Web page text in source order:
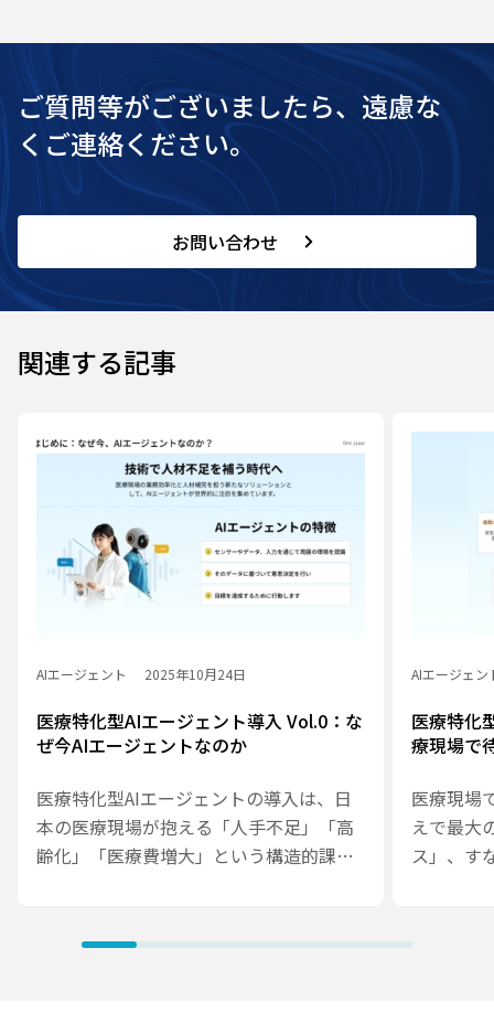
ご質問等がございましたら、遠慮な
くご連絡ください。
お問い合わせ
関連する記事
AIエージェント 2025年10月24日
医療特化型AIエージェント導入 Vol.0：な
ぜ今AIエージェントなのか
医療特化型AIエージェントの導入は、日
本の医療現場が抱える「人手不足」「高
齢化」「医療費増大」という構造的課題
違いを明確にしながら、AIエージェント
AIエージェン
医療特化
療現場で
医療現場
えで最大
ス」、す